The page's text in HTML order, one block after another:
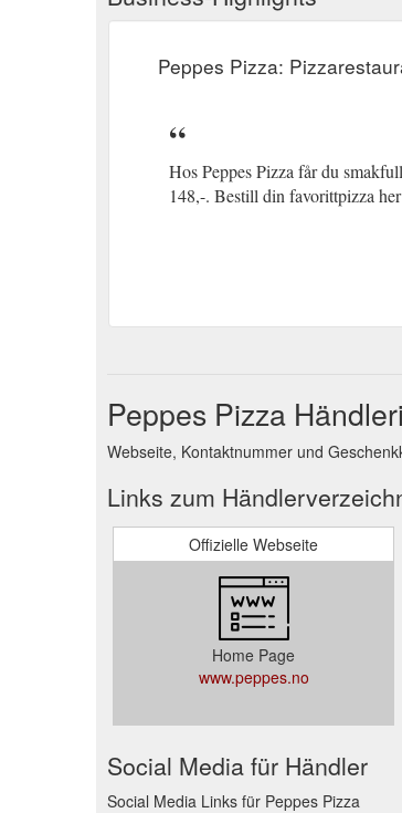
Peppes Pizza:
Hos Peppes Pizza får du
148,-. Bestill din favorittpizza
Peppes Pizza
Webseite, Kontaktnummer und
Links zum
Offizielle Webseite
Home Page
www.peppes.no
Social Media für Händler
Social Media Links für Peppes Pizza